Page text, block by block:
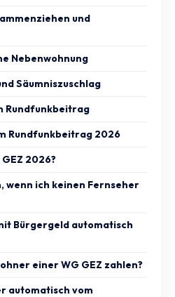
und
Nebenwohnung
Säumniszuschlag
Rundfunkbeitrag
Rundfunkbeitrag 2026
2026?
wenn ich keinen Fernseher
Bürgergeld automatisch
einer WG GEZ zahlen?
automatisch vom